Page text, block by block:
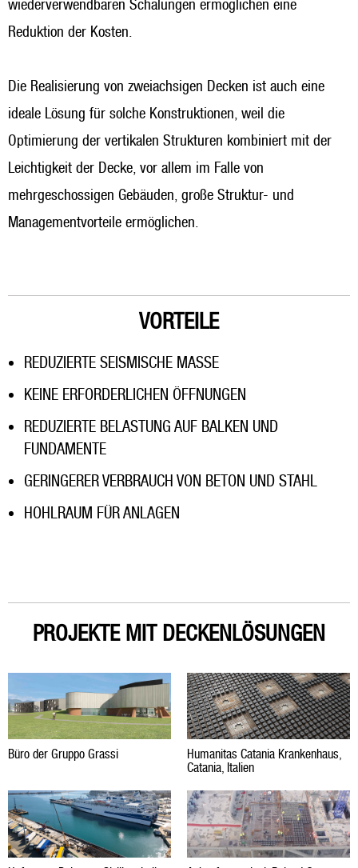
wiederverwendbaren Schalungen ermöglichen eine
Reduktion der Kosten.
Die Realisierung von zweiachsigen Decken ist auch eine
ideale Lösung für solche Konstruktionen, weil die
Optimierung der vertikalen Strukturen kombiniert mit der
Leichtigkeit der Decke, vor allem im Falle von
mehrgeschossigen Gebäuden, große Struktur- und
Managementvorteile ermöglichen.
VORTEILE
REDUZIERTE SEISMISCHE MASSE
KEINE ERFORDERLICHEN ÖFFNUNGEN
REDUZIERTE BELASTUNG AUF BALKEN UND
FUNDAMENTE
GERINGERER VERBRAUCH VON BETON UND STAHL
HOHLRAUM FÜR ANLAGEN
PROJEKTE MIT DECKENLÖSUNGEN
Büro der Gruppo Grassi
Humanitas Catania Krankenhaus,
Catania, Italien